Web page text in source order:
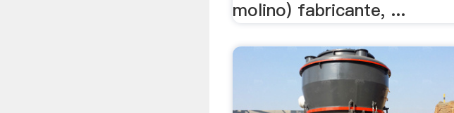
molino) fabricante, ...